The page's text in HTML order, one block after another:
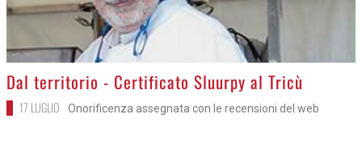
>
Dal territorio - Certificato Sluurpy al Tricù
17 LUGLIO Onorificenza assegnata con le recensioni del web